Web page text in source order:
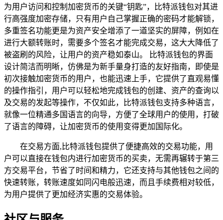
为用户访问和控制加密货币的关键“钥匙”，比特派钱包对其进
行高强度加密存储，只有用户自己掌握正确的密码才能解锁，
多重签名功能更是为资产安全增添了一道坚实的屏障，例如在
进行大额转账时，需要多个签名才能完成交易，这大大降低了
被盗刷的风险，让用户的资产稳如泰山。 比特派钱包的界面
设计简洁而明晰，仿佛是为新手量身打造的友好指南，即使是
初次接触加密货币的用户，也能迅速上手，它提供了直观易懂
的操作指引，用户可以轻松地完成钱包的创建、资产的查询以
及交易的发起等操作，不仅如此，比特派钱包支持多种语言，
就像一位精通多国语言的向导，方便了全球用户的使用，打破
了语言的障碍，让加密货币的使用变得更加国际化。
在交易方面,比特派钱包提供了便捷高效的交易功能，用
户可以直接在钱包内进行加密货币的买卖，无需再辗转于第三
方交易平台，节省了时间和精力，它还支持与其他钱包之间的
快速转账，转账速度如同闪电般迅速，而且手续费相对较低，
为用户提供了更加经济实惠的交易体验。